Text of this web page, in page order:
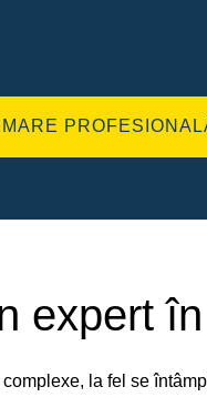
expert
la fel se